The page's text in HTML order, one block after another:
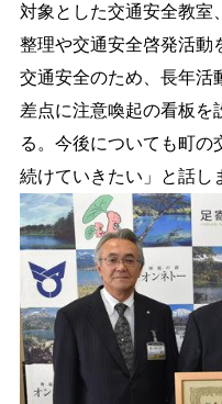
対象とした交通安全教室
整理や交通安全啓発活動
交通安全のため、長年活
差点に注意喚起の看板を
る。今後についても町の
続けていきたい」と話し